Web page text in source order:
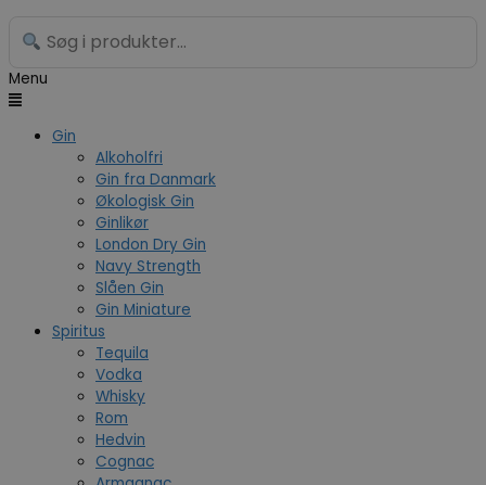
Menu
Gin
Alkoholfri
Gin fra Danmark
Økologisk Gin
Ginlikør
London Dry Gin
Navy Strength
Slåen Gin
Gin Miniature
Spiritus
Tequila
Vodka
Whisky
Rom
Hedvin
Cognac